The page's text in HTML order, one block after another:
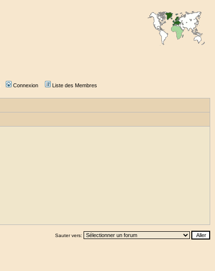
Connexion Liste des Membres
Sauter vers: